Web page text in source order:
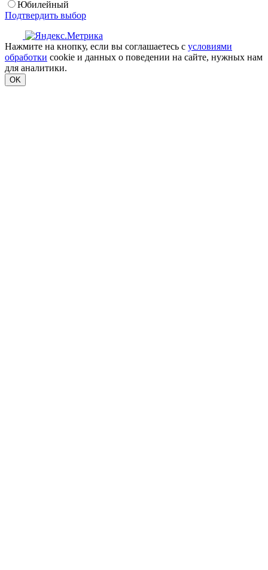
Юбилейный
Подтвердить выбор
Нажмите на кнопку, если вы соглашаетесь с условиями
обработки cookie и данных о поведении на сайте, нужных нам
для аналитики.
OK